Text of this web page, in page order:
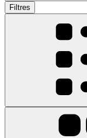
Filtres